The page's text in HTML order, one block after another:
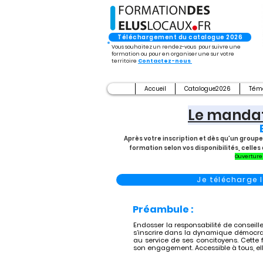
Téléchargement du catalogue 2026
Vous souhaitez un rendez-vous pour suivre une
formation ou pour en organiser une sur votre
territoire Contactez-nous
Accueil Catalogue2026
Le
Après votre inscription et dès qu'un
formation selon vos disponibilités, celles
Préambule :
Endosser la responsabilité de
s’inscrire dans la dynamique
au service de ses concitoyens.
son engagement. Accessible à tous,
Je télécharge